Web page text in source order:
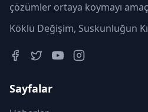
çözümler ortaya koymayı
Köklü Değişim, Suskunluğun
Sayfalar